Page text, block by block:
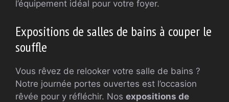
l’équipement idéal pour votre foyer.
Expositions de salles de bains à couper le
souffle
Vous rêvez de relooker votre salle de bains ?
Notre journée portes ouvertes est l’occasion
rêvée pour y réfléchir. Nos expositions de